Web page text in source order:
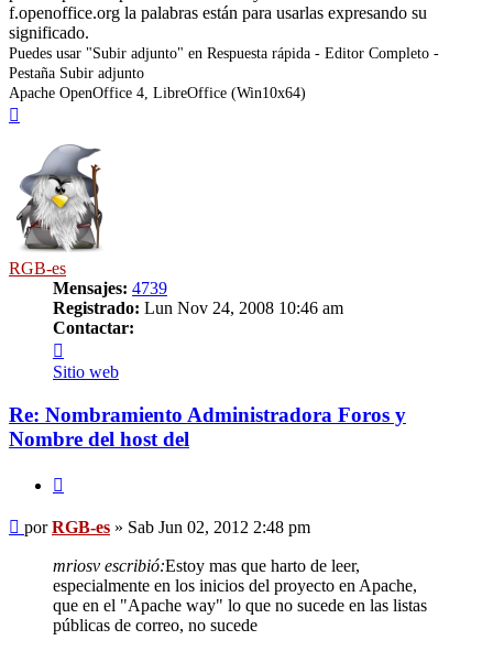
f.openoffice.org la palabras están para usarlas expresando su
significado.
Puedes usar "Subir adjunto" en Respuesta rápida - Editor Completo -
Pestaña Subir adjunto
Apache OpenOffice 4, LibreOffice (Win10x64)
RGB-es
Mensajes: 4739
Registrado: Lun Nov 24, 2008 10:46 am
Contactar:
RGB-
es
Sitio web
Re: Nombramiento Administradora Foros y
Nombre del host del
Mensaje
porRGB-es » Sab Jun 02, 2012 2:48 pm
mriosv escribió:Estoy mas que harto de leer,
especialmente en los inicios del proyecto en Apache,
que en el "Apache way" lo que no sucede en las listas
públicas de correo, no sucede